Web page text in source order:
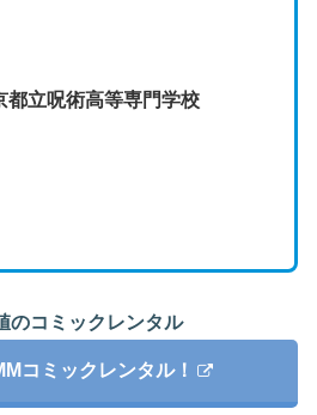
都立呪術高等専門学校
のコミックレンタル
コミックレンタル！